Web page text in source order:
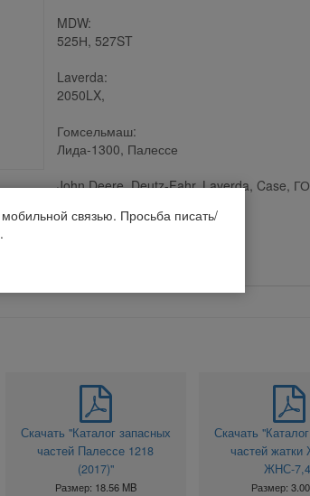
MDW:
525Н, 527ST
Laverda:
2050LX,
Гомсельмаш:
Лида-1300, Палессе
John Deere, Deutz-Fahr, Laverda, Case,
Код 1С: 90917
Скачать "Каталог запасных
частей Палессе 1218
(2017)"
Размер: 18.56 MB
Скачать
частей
ЖНС-
Размер:
связью. Просьба писать/